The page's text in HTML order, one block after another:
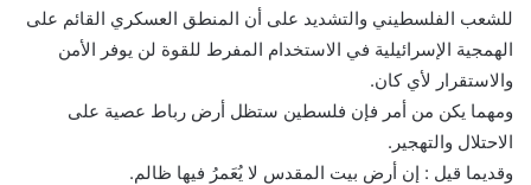
للشعب الفلسطيني والتشديد على أن المنطق العسكري القائم على
الهمجية الإسرائيلية في الاستخدام المفرط للقوة لن يوفر الأمن
والاستقرار لأي كان.
ومهما يكن من أمر فإن فلسطين ستظل أرض رباط عصية على
الاحتلال والتهجير.
وقديما قيل : إن أرض بيت المقدس لا يُعَمرُ فيها ظالم.